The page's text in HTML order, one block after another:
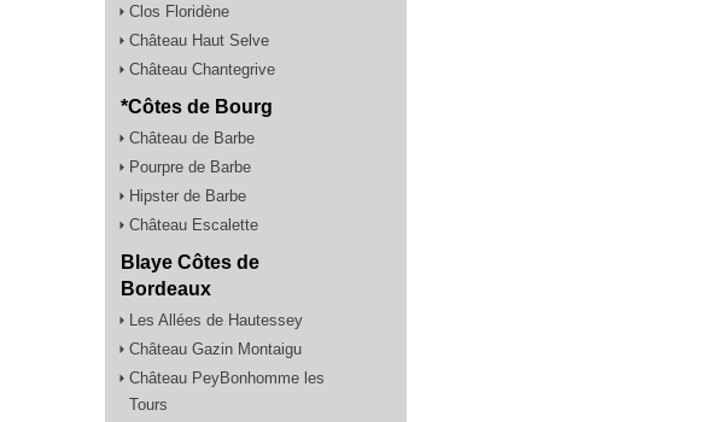
Clos Floridène
Château Haut Selve
Château Chantegrive
*Côtes de Bourg
Château de Barbe
Pourpre de Barbe
Hipster de Barbe
Château Escalette
Blaye Côtes de
Bordeaux
Les Allées de Hautessey
Château Gazin Montaigu
Château PeyBonhomme les
Tours